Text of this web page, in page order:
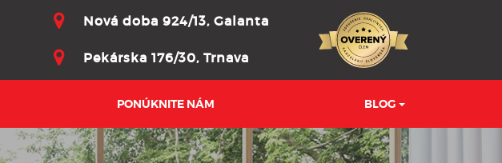
Nová doba 924/13, Galanta
Pekárska 176/30, Trnava
PONÚKNITE NÁM BLOG